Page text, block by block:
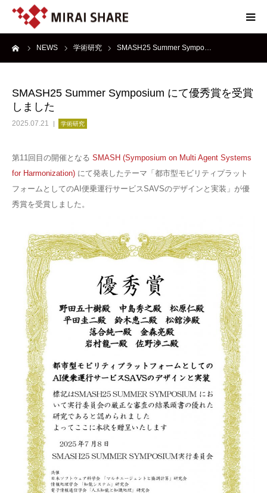
NEWS 学術研究 SMASH25 Summer Sympo…
SMASH25 Summer Symposium にて優秀賞を受賞
しました
2025.07.21 学術研究
第11回目の開催となる SMASH (Symposium on Multi Agent Systems
for Harmonization) にて発表したテーマ「都市型モビリティプラット
フォームとしてのAI便乗運行サービスSAVSのデザインと実装」が優
秀賞を受賞しました。
NEWS
SERVICE
REPORT
ABOUT